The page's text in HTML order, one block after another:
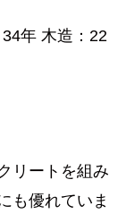
年 木造：22
リートを組み
も優れていま